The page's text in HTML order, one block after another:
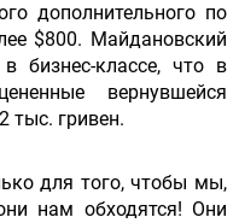
дополнительного по
$800. Майдановский
бизнес-классе, что в
вернувшейся
тыс. гривен.
для того, чтобы мы,
нам обходятся! Они